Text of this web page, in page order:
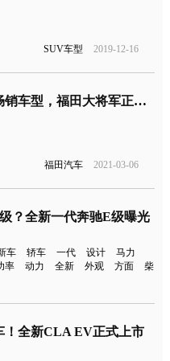
SUV车型 2019-12-16
酷似某美系畅销车型，福田大将军正式上市
福田汽车 2021-03-06
？全新一代奔驰E级曝光
车 轿车 一代 设计
马力
率 动力 全新 外观 方面
柴
！全新CLA EV正式上市